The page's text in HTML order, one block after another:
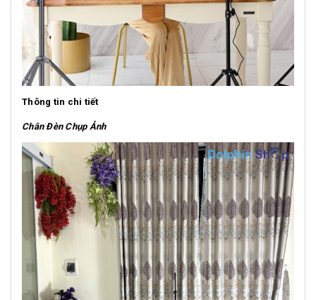
Thông tin chi tiết
Chân Đèn Chụp Ảnh